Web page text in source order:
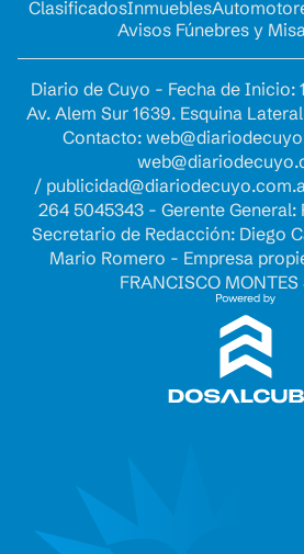
ClasificadosInmuebles
Avisos Fúnebres y
Diario de Cuyo - Fecha de Inicio:
Av. Alem Sur 1639. Esquina
Contacto:
/
264 5045343 - Gerente
Secretario de Redacción: Diego
Mario Romero - Empresa
FRANCISCO MONTES